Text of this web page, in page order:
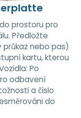
prostoru pro
Předložte
nebo pas)
kartu, kterou
Po
odbavení
a číslo
do